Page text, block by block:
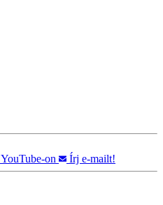
YouTube-on Írj e-mailt!